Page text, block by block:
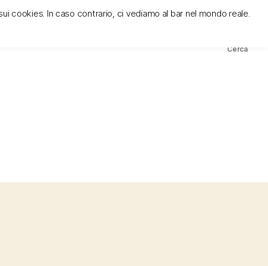
Cerca
cookies. In caso contrario, ci vediamo al bar nel mondo reale.